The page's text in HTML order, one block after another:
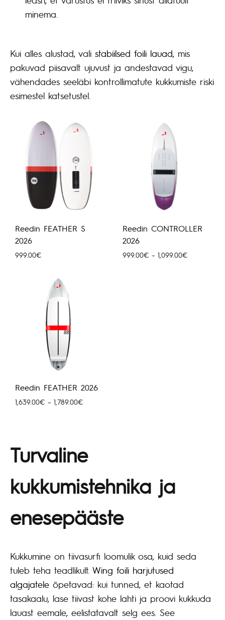
minema.
Kui alles alustad, vali stabiilsed foili lauad, mis
pakuvad piisavalt ujuvust ja andestavad vigu,
vähendades seeläbi kontrollimatute kukkumiste riski
esimestel katsetustel.
Reedin FEATHER S
2026
999.00€
Reedin CONTROLLER
2026
999.00€ – 1,099.00€
Reedin FEATHER 2026
1,639.00€ – 1,789.00€Hinnavahemik:
Turvaline
kukkumistehnika ja
enesepääste
Kukkumine on tiivasurfi loomulik osa, kuid seda
tuleb teha teadlikult. Wing foili harjutused
algajatele õpetavad: kui tunned, et kaotad
tasakaalu, lase tiivast kohe lahti ja proovi kukkuda
lauast eemale, eelistatavalt selg ees. See